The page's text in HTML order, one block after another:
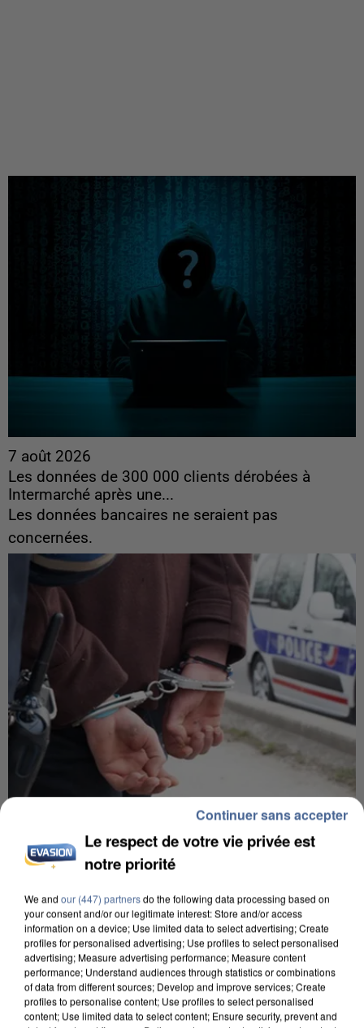
7 août 2026
Les données de 300 000 clients dérobées à
Intermarché après une...
Les données bancaires ne seraient pas
concernées.
7 août 2026
Un second cadre de la DZ Mafia interpellé en
Algérie
Un cofondateur du réseau avait été interpellé
quelques jours plus tôt.
Le respect de votre vie privée est
notre priorité
We and our (447) partnersdo the following data processing based on
your consent and/or our legitimate interest: Store and/or access
information on a device; Use limited data to select advertising; Create
profiles for personalised advertising; Use profiles to select personalised
advertising; Measure advertising performance; Measure content
performance; Understand audiences through statistics or combinations
of data from different sources; Develop and improve services; Create
profiles to personalise content; Use profiles to select personalised
content; Use limited data to select content; Ensure security, prevent and
Continuer sans accepter